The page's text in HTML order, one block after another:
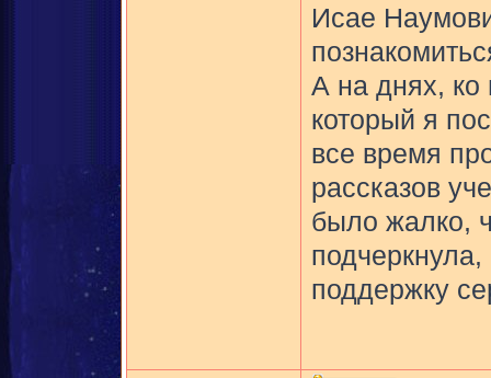
Исае
А на днях, ко
который я
все время
рассказов
было жалко,
поддержку